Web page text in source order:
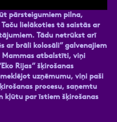
pārsteigumiem pilna,
lielākoties tā saistās ar
Tādu netrūkst arī
ar brāli kolosāli” galvenajiem
Mammas atbalstīti, viņi
Rijas” šķirošanas
uzņēmumu, viņi paši
procesu, saņemtu
kļūtu par īstiem šķirošanas